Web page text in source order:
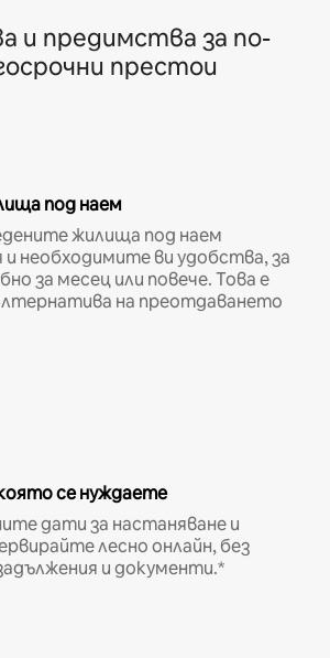
и предимства за по-
престои
под наем
жилища под наем
и необходимите ви удобства, за
за месец или повече. Това е
на преотдаването
се нуждаете
дати за настаняване и
лесно онлайн, без
и документи.*